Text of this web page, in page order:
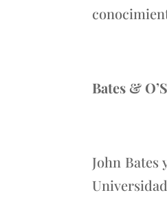
Bates &
John Bates